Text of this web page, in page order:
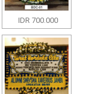
IDR 700.000